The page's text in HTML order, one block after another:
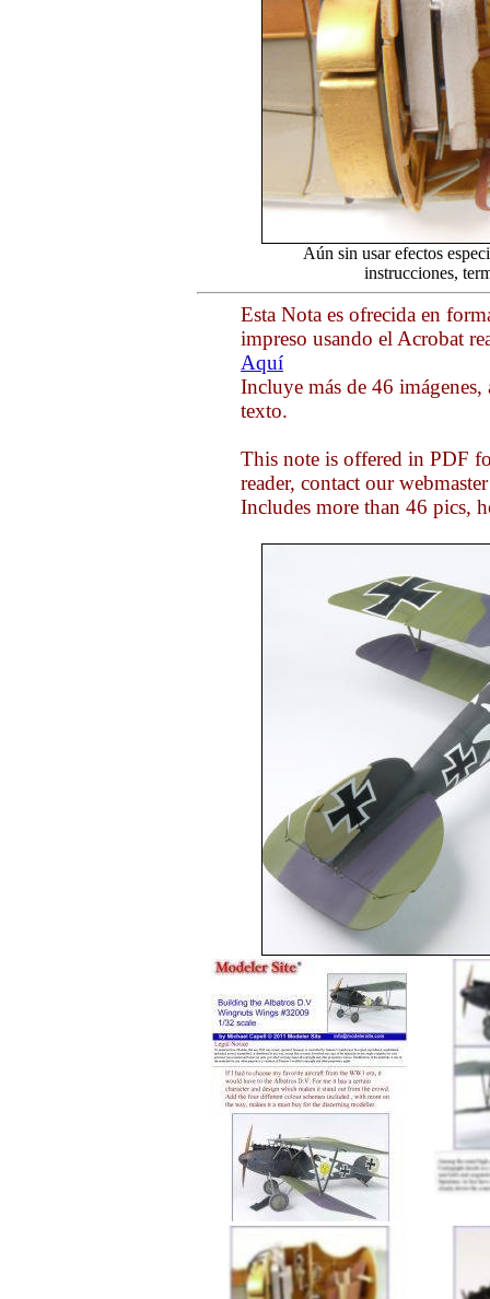
Aún sin usar efectos
instrucciones,
Esta Nota es ofrecida en
impreso usando el Acrobat
Aquí
Incluye más de 46
texto.
This note is offered in PDF
reader, contact our
Includes more than 46 pics,